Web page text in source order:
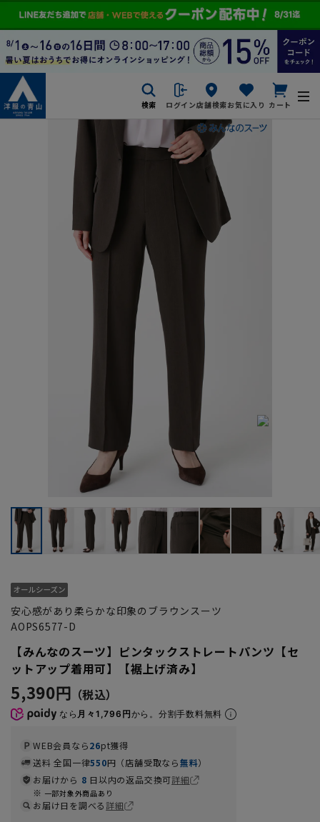
検索 ログイン店舗検索お気に入り カート
安心感があり柔らかな印象のブラウンスーツ
AOPS6577-D
【みんなのスーツ】ピンタックストレートパンツ【セ
ットアップ着用可】【裾上げ済み】
5,390円
なら 月々1,796円から。分割手数料無料
WEB会員なら26pt獲得
送料 全国一律550円（店舗受取なら無料）
お届けから 8 日以内の返品交換可詳細
一部対象外商品あり
お届け日を調べる詳細